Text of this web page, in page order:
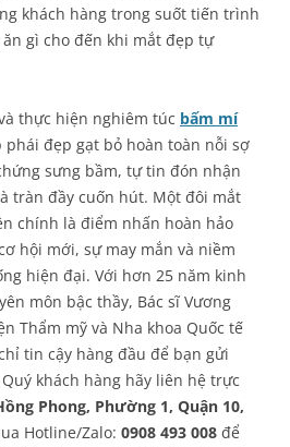
khách hàng trong suốt tiến trình
gì cho đến khi mắt đẹp tự
thực hiện nghiêm túc bấm mí
phái đẹp gạt bỏ hoàn toàn nỗi sợ
sưng bầm, tự tin đón nhận
tràn đầy cuốn hút. Một đôi mắt
chính là điểm nhấn hoàn hảo
hội mới, sự may mắn và niềm
hiện đại. Với hơn 25 năm kinh
môn bậc thầy, Bác sĩ Vương
Thẩm mỹ và Nha khoa Quốc tế
tin cậy hàng đầu để bạn gửi
khách hàng hãy liên hệ trực
Phong, Phường 1, Quận 10,
Hotline/Zalo: 0908 493 008 để